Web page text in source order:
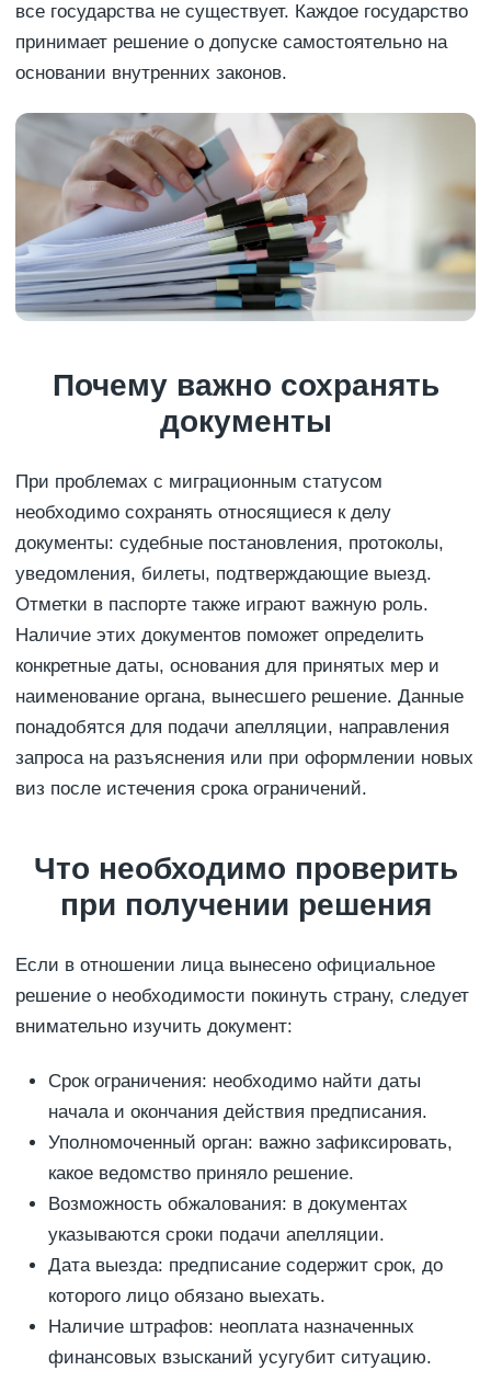
все государства не существует. Каждое государство
принимает решение о допуске самостоятельно на
основании внутренних законов.
Почему важно сохранять
документы
При проблемах с миграционным статусом
необходимо сохранять относящиеся к делу
документы: судебные постановления, протоколы,
уведомления, билеты, подтверждающие выезд.
Отметки в паспорте также играют важную роль.
Наличие этих документов поможет определить
конкретные даты, основания для принятых мер и
наименование органа, вынесшего решение. Данные
понадобятся для подачи апелляции, направления
запроса на разъяснения или при оформлении новых
виз после истечения срока ограничений.
Что необходимо проверить
при получении решения
Если в отношении лица вынесено официальное
решение о необходимости покинуть страну, следует
внимательно изучить документ:
Срок ограничения: необходимо найти даты
начала и окончания действия предписания.
Уполномоченный орган: важно зафиксировать,
какое ведомство приняло решение.
Возможность обжалования: в документах
указываются сроки подачи апелляции.
Дата выезда: предписание содержит срок, до
которого лицо обязано выехать.
Наличие штрафов: неоплата назначенных
финансовых взысканий усугубит ситуацию.